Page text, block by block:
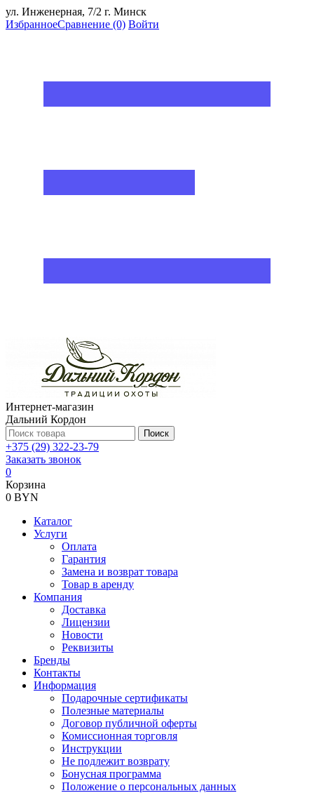
ул. Инженерная, 7/2 г. Минск
ИзбранноеСравнение (0) Войти
Интернет-магазин
Дальний Кордон
Поиск
+375 (29) 322-23-79
Заказать звонок
0
Корзина
0 BYN
Каталог
Услуги
Оплата
Гарантия
Замена и возврат товара
Товар в аренду
Компания
Доставка
Лицензии
Новости
Реквизиты
Бренды
Контакты
Информация
Подарочные сертификаты
Полезные материалы
Договор публичной оферты
Комиссионная торговля
Инструкции
Не подлежит возврату
Бонусная программа
Положение о персональных данных